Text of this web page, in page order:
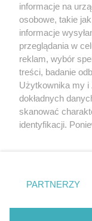
2 / 6
Nie zapomnij
zapoznać się z:
Twojemiasto
Piekary Śląskie
Chorzów
Tarnowskie Góry
Gliwice
informacje na
osobowe, takie
informacje
przeglądania w
reklam, wybór
treści, badanie
Użytkownika my i
dokładnych
skanować
identyfikacji.
prywatności
. Niektóre
zgody
takiemu
PARTNERZY